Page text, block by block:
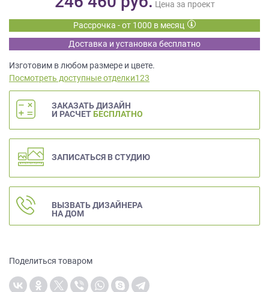
Цена за проект
Рассрочка - от 1000 в месяц
Доставка и установка бесплатно
Изготовим в любом размере и цвете.
Посмотреть доступные отделки123
ЗАКАЗАТЬ ДИЗАЙН
И РАСЧЕТ БЕСПЛАТНО
ЗАПИСАТЬСЯ В СТУДИЮ
ВЫЗВАТЬ ДИЗАЙНЕРА
НА ДОМ
Поделиться товаром